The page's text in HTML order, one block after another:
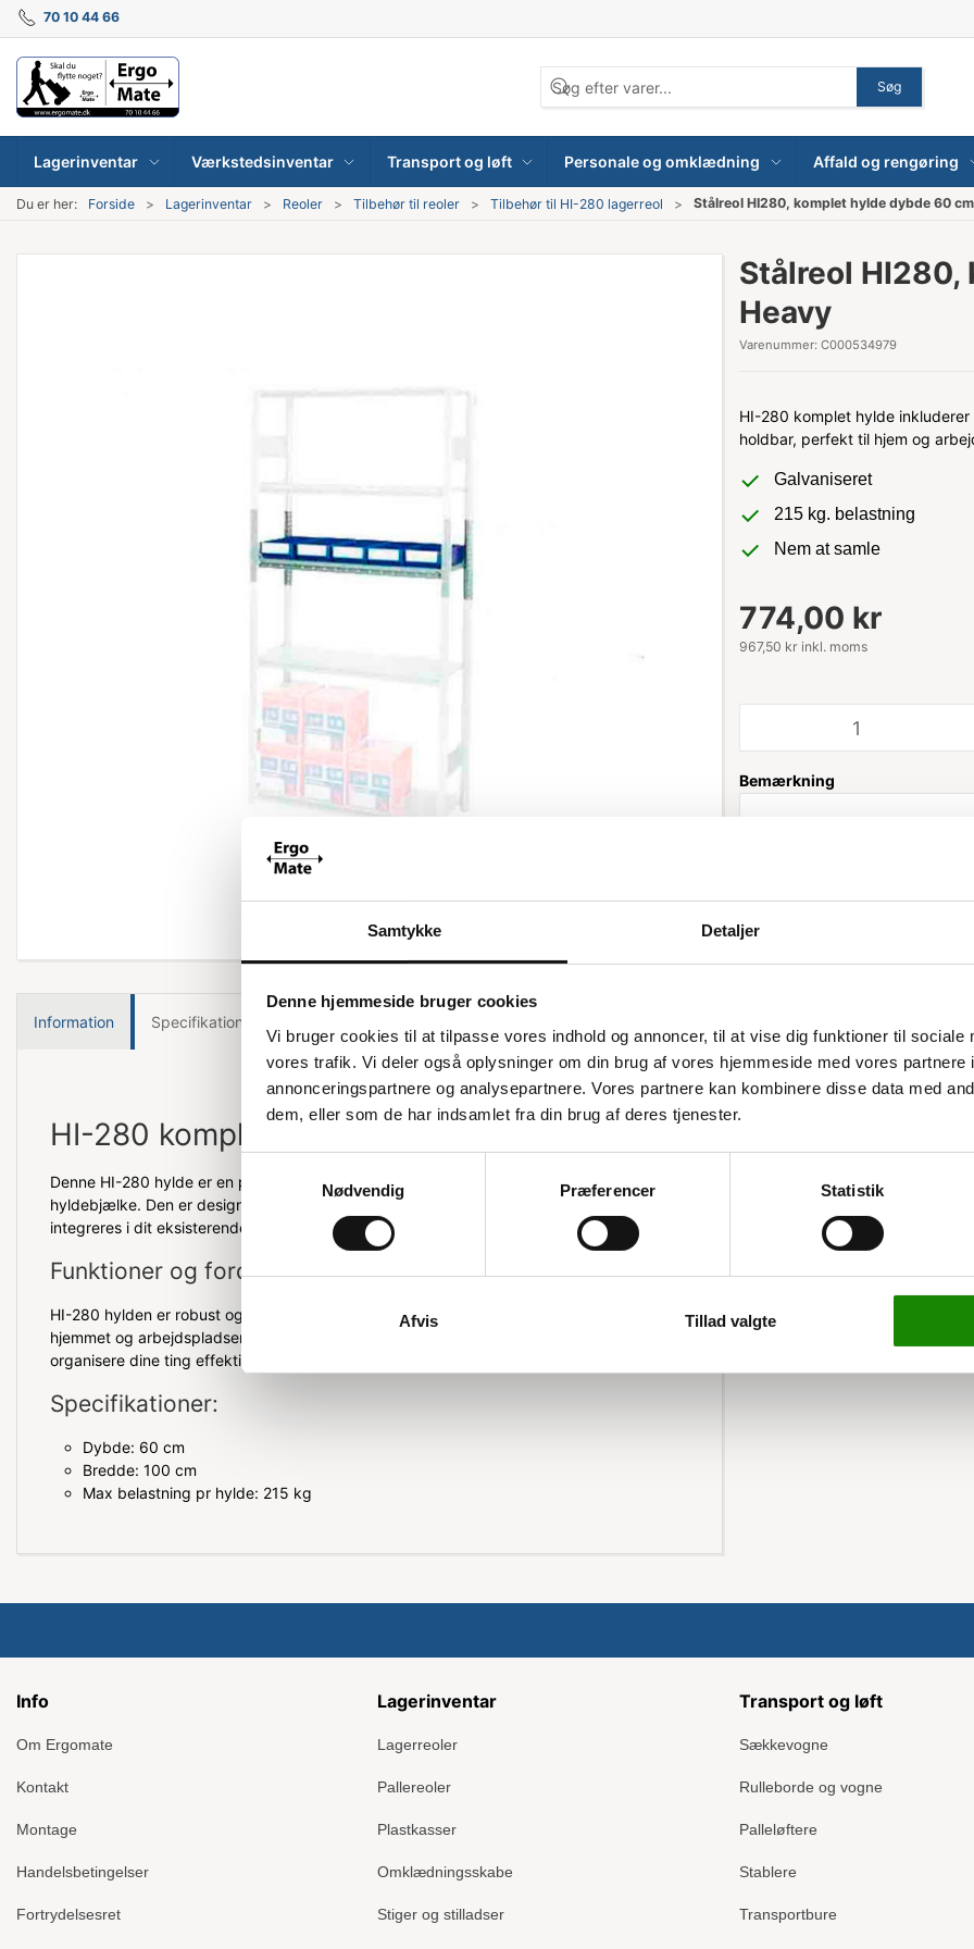
Samtykke Detaljer
Denne hjemmeside bruger cookies
Vi bruger cookies til at tilpasse vores indhold og annoncer, til at vise dig funktioner til sociale
vores trafik. Vi deler også oplysninger om din brug af vores hjemmeside med vores partnere
annonceringspartnere og analysepartnere. Vores partnere kan kombinere disse data med
dem, eller som de har indsamlet fra din brug af deres tjenester.
Nødvendig
Præferencer Statistik
Afvis Tillad valgte
70 10 44 66
Søg
Lagerinventar Værkstedsinventar Transport og løft Personale og omklædning Affald og rengøring
Du er her: Forside Lagerinventar Reoler Tilbehør til reoler Tilbehør til HI-280 lagerreol Stålreol HI280, komplet hylde dybde 60
Forstør
Stålreol
Heavy
Varenummer: C000534979
HI-280 komplet hylde
holdbar, perfekt til hjem og
Galvaniseret
215 kg. belastning
Nem at samle
774,00 kr
967,50 kr inkl. moms
Bemærkning
Information Specifikationer
HI-280 komplet hylde
Denne HI-280 hylde er en praktisk løsning, der inkluderer både en hyldeplade og en
hyldebjælke. Den er designet til at give dig ekstra opbevaringsplads og kan nemt
integreres i dit eksisterende opbevaringssystem.
Funktioner og fordele
HI-280 hylden er robust og kan bære en betydelig vægt, hvilket gør den ideel til både
hjemmet og arbejdspladsen. Den er nem at montere og giver dig mulighed for at
organisere dine ting effektivt.
Specifikationer:
Dybde: 60 cm
Bredde: 100 cm
Max belastning pr hylde: 215 kg
Info
Om Ergomate
Kontakt
Montage
Handelsbetingelser
Fortrydelsesret
Lagerinventar
Lagerreoler
Pallereoler
Plastkasser
Omklædningsskabe
Stiger og stilladser
Transport og løft
Sækkevogne
Rulleborde og vogne
Palleløftere
Stablere
Transportbure